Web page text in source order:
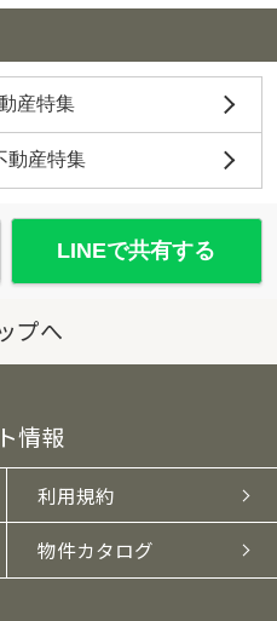
産特集
動産特集
LINEで共有する
プへ
情報
利用規約
物件カタログ